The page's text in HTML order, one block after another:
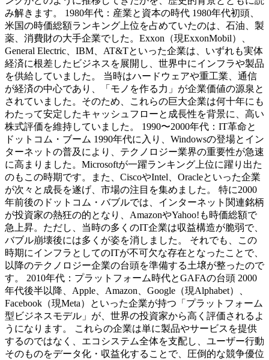
み解きます。 1980年代：産業と資本の時代 1980年代初頭、
米国の時価総額ランキング上位を占めていたのは、石油、製
薬、消費財の大手企業でした。Exxon（現ExxonMobil）、
General Electric、IBM、AT&Tといった企業は、いずれも実体
経済に根差したビジネスを展開し、世界中にインフラや製品
を供給していました。 当時はハードウェアや重工業、通信
が経済の中心であり、「モノを作る力」が企業価値の源泉と
されていました。そのため、これらの巨大企業は何十年にも
わたって安定したキャッシュフローと成長性を背景に、高い
株式評価を維持していました。 1990〜2000年代：IT革命と
ドットコム・ブーム 1990年代に入り、Windowsの登場とイン
ターネットの普及により、テクノロジー業界の重要性が急速
に高まりました。Microsoftが一躍ランキング上位に躍り出た
のもこの時期です。また、CiscoやIntel、Oracleといった企業
が次々と成長を遂げ、市場の注目を集めました。 特に2000
年前後のドットコム・バブルでは、インターネット関連銘柄
が投資家の熱狂の的となり、AmazonやYahoo!も時価総額で
急上昇。ただし、当時の多くのIT企業は収益構造が脆弱で、
バブル崩壊後には多くが姿を消しました。 それでも、この
時期にインフラとしてのITが不可欠な存在となったことで、
以降のテクノロジー企業の台頭を準備する土壌が整ったので
す。 2010年代：プラットフォーム時代とGAFAの台頭 2000
年代後半以降、Apple、Amazon、Google（現Alphabet）、
Facebook（現Meta）といった企業が持つ「プラットフォーム
型ビジネスモデル」が、世界の投資家から高く評価されるよ
うになります。 これらの企業は単に製品やサービスを提供
するのではなく、エコシステム全体を支配し、ユーザー行動
そのものをデータ化・収益化することで、圧倒的な競争優位